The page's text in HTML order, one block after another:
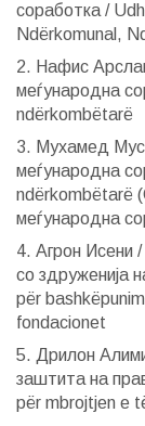
соработка /
Ndërkomunal,
2. Нафис
меѓународна
ndërkombëtarë
3. Мухамед
меѓународна
ndërkombëtarë
меѓународна
4. Агрон Исени
со здруженија
për
fondacionet
5. Дрилон
заштита на
për mbrojtjen e